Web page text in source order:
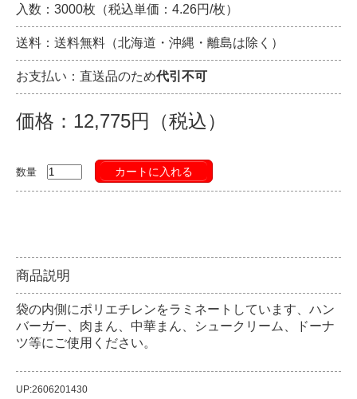
入数：3000枚（税込単価：4.26円/枚）
送料：送料無料（北海道・沖縄・離島は除く）
お支払い：直送品のため代引不可
価格：12,775円（税込）
数量 カートに入れる
商品説明
袋の内側にポリエチレンをラミネートしています、ハン
バーガー、肉まん、中華まん、シュークリーム、ドーナ
ツ等にご使用ください。
UP:2606201430